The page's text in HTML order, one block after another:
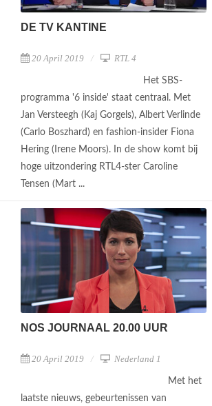
DE TV KANTINE
20 April 2019 RTL 4
Het SBS-
programma '6 inside' staat centraal. Met
Jan Versteegh (Kaj Gorgels), Albert Verlinde
(Carlo Boszhard) en fashion-insider Fiona
Hering (Irene Moors). In de show komt bij
hoge uitzondering RTL4-ster Caroline
Tensen (Mart ...
NOS JOURNAAL 20.00 UUR
20 April 2019 Nederland 1
Met het
laatste nieuws, gebeurtenissen van